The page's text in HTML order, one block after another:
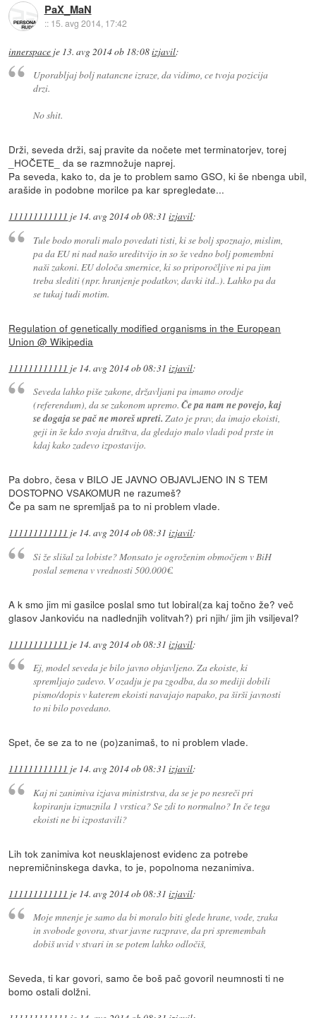
PaX_MaN
:: 15. avg 2014, 17:42
innerspace je 13. avg 2014 ob 18:08izjavil:
Uporabljaj bolj natancne izraze, da vidimo, ce tvoja pozicija
drzi.
No shit.
Drži, seveda drži, saj pravite da nočete met terminatorjev, torej
_HOČETE_ da se razmnožuje naprej.
Pa seveda, kako to, da je to problem samo GSO, ki še nbenga ubil,
arašide in podobne morilce pa kar spregledate...
111111111111 je 14. avg 2014 ob 08:31 izjavil:
Tule bodo morali malo povedati tisti, ki se bolj spoznajo, mislim,
pa da EU ni nad našo ureditvijo in so še vedno bolj pomembni
naši zakoni. EU določa smernice, ki so priporočljive ni pa jim
treba slediti (npr. hranjenje podatkov, davki itd..). Lahko pa da
se tukaj tudi motim.
Regulation of genetically modified organisms in the European
Union @ Wikipedia
111111111111 je 14. avg 2014 ob 08:31 izjavil:
Seveda lahko piše zakone, državljani pa imamo orodje
(referendum), da se zakonom upremo. Če pa nam ne povejo, kaj
se dogaja se pač ne moreš upreti. Zato je prav, da imajo ekoisti,
geji in še kdo svoja društva, da gledajo malo vladi pod prste in
kdaj kako zadevo izpostavijo.
Pa dobro, česa v BILO JE JAVNO OBJAVLJENO IN S TEM
DOSTOPNO VSAKOMUR ne razumeš?
Če pa sam ne spremljaš pa to ni problem vlade.
111111111111 je 14. avg 2014 ob 08:31 izjavil:
Si že slišal za lobiste? Monsato je ogroženim območjem v BiH
poslal semena v vrednosti 500.000€.
A k smo jim mi gasilce poslal smo tut lobiral(za kaj točno že? več
glasov Jankoviću na nadlednjih volitvah?) pri njih/ jim jih vsiljeval?
111111111111 je 14. avg 2014 ob 08:31 izjavil:
Ej, model seveda je bilo javno objavljeno. Za ekoiste, ki
spremljajo zadevo. V ozadju je pa zgodba, da so mediji dobili
pismo/dopis v katerem ekoisti navajajo napako, pa širši javnosti
to ni bilo povedano.
Spet, če se za to ne (po)zanimaš, to ni problem vlade.
111111111111 je 14. avg 2014 ob 08:31 izjavil:
Kaj ni zanimiva izjava ministrstva, da se je po nesreči pri
kopiranju izmuznila 1 vrstica? Se zdi to normalno? In če tega
ekoisti ne bi izpostavili?
Lih tok zanimiva kot neusklajenost evidenc za potrebe
nepremičninskega davka, to je, popolnoma nezanimiva.
111111111111 je 14. avg 2014 ob 08:31 izjavil:
Moje mnenje je samo da bi moralo biti glede hrane, vode, zraka
in svobode govora, stvar javne razprave, da pri spremembah
dobiš uvid v stvari in se potem lahko odločiš,
Seveda, ti kar govori, samo če boš pač govoril neumnosti ti ne
bomo ostali dolžni.